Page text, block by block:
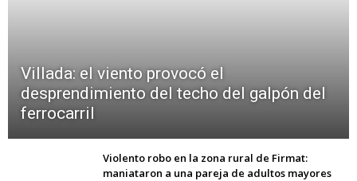
Villada: el viento provocó el
desprendimiento del techo del galpón del
ferrocarril
Violento robo en la zona rural de Firmat:
maniataron a una pareja de adultos mayores